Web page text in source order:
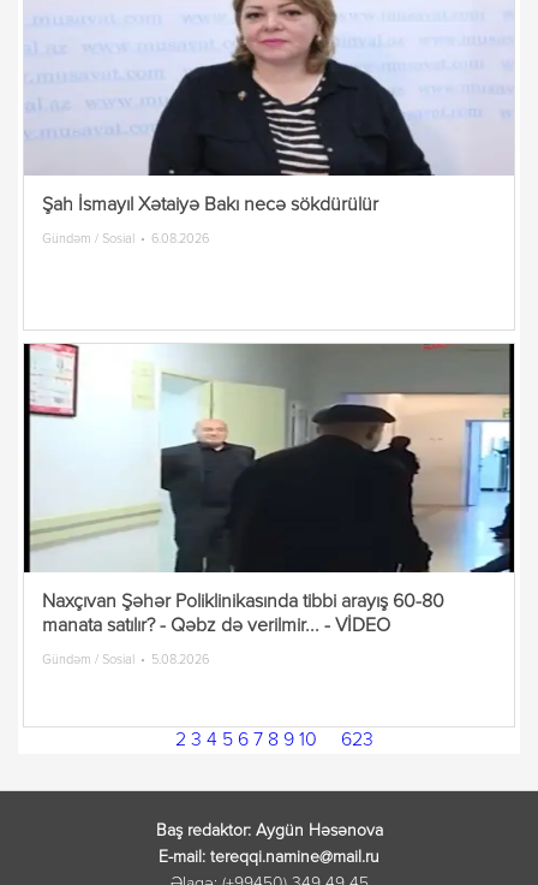
Şah İsmayıl Xətaiyə Bakı necə sökdürülür
Gündəm / Sosial 6.08.2026
Naxçıvan Şəhər Poliklinikasında tibbi arayış 60-80
manata satılır? - Qəbz də verilmir... - VİDEO
Gündəm / Sosial 5.08.2026
2 3 4 5 6 7 8 9 10 623
Baş redaktor: Aygün Həsənova
E-mail: tereqqi.namine@mail.ru